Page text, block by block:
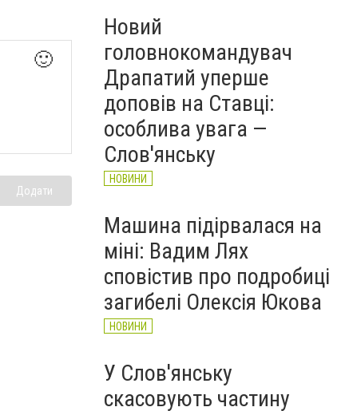
🙂
Додати
Новий
головнокомандувач
Драпатий уперше
доповів на Ставці:
особлива увага —
Слов'янську
НОВИНИ
Машина підірвалася на
міні: Вадим Лях
сповістив про подробиці
загибелі Олексія Юкова
НОВИНИ
У Слов'янську
скасовують частину